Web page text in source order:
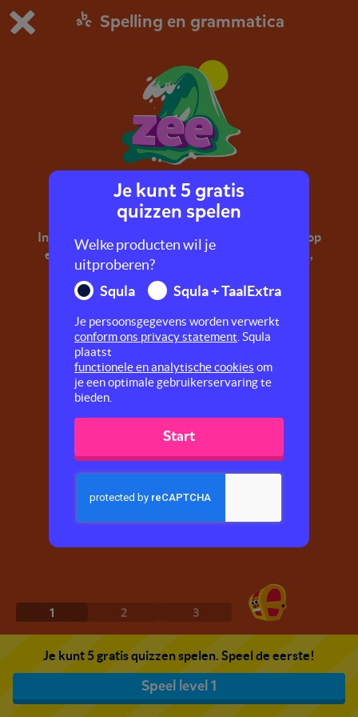
Dit is de gratis demo van Squla.
Bestel nu
0 1
Spelling en grammatica
Lange klank achteraan
In deze quiz oefen je met woorden die eindigen op
een lange klank. Denk aan woorden als: opa, nu,
1 2 3
Je kunt 5 gratis quizzen spelen. Speel de eerste!
Speel level 1
Je kunt 5 gratis
quizzen spelen
Welke producten wil je
uitproberen?
Squla
Squla + TaalExtra
Je persoonsgegevens worden verwerkt
conform ons privacy statement . Squla
plaatst
functionele en analytische cookies om
je een optimale gebruikerservaring te
bieden.
Start